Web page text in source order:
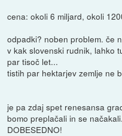
cena: okoli 6 miljard, okoli
odpadki? noben problem. če
v kak slovenski rudnik, lahko
par tisoč let...
tistih par hektarjev zemlje ne
je pa zdaj spet renesansa
bomo preplačali in se
DOBESEDNO!